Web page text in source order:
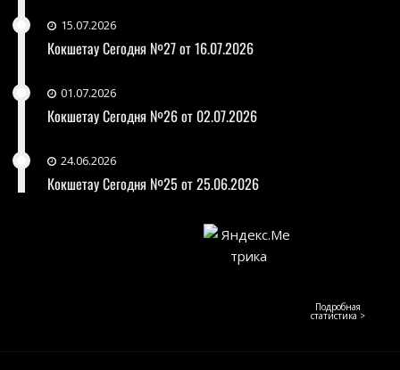
15.07.2026
Кокшетау Сегодня №27 от 16.07.2026
01.07.2026
Кокшетау Сегодня №26 от 02.07.2026
24.06.2026
Кокшетау Сегодня №25 от 25.06.2026
Подробная
статистика >